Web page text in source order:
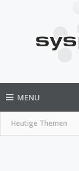
MENU
Heutige Themen